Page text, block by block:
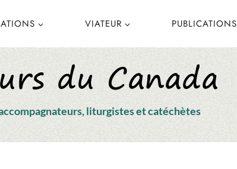
VIATEUR PUBLICATIONS
liturgistes et catéchètes